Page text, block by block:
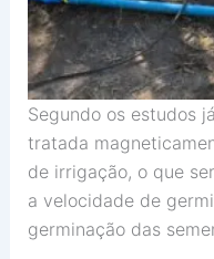
Segundo os estudos
tratada
de irrigação, o que
a velocidade de
germinação das